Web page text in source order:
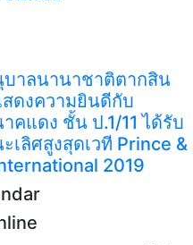
บาลนานาชาติตากสิน
ดงความยินดีกับ
แดง ชั้น ป.1/11 ได้รับ
เลิศสูงสุดเวที Prince &
2019